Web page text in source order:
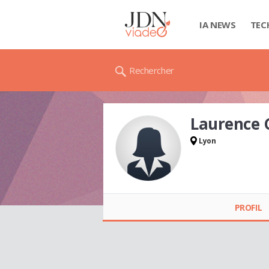
IA NEWS
Rechercher
Laurence
Lyon
PROFIL